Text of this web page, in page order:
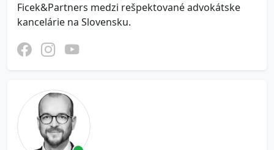
Ficek&Partners medzi rešpektované advokátske
kancelárie na Slovensku.